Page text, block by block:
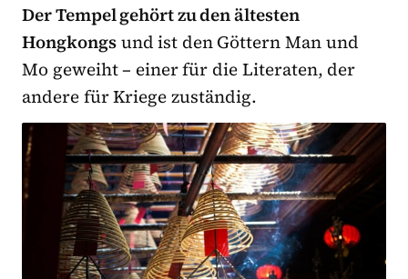
Der Tempel gehört zu den ältesten
Hongkongsund ist den Göttern Man und
Mo geweiht – einer für die Literaten, der
andere für Kriege zuständig.